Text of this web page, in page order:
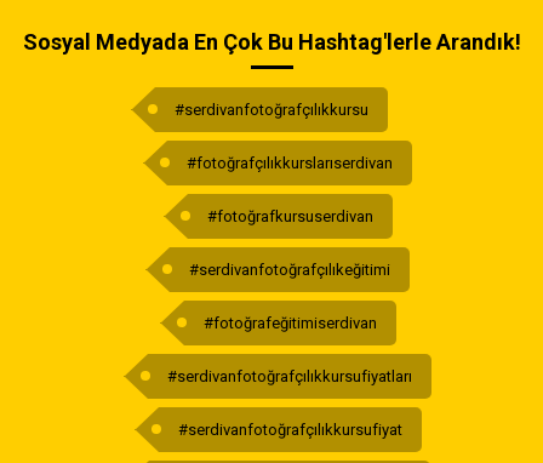
Sosyal Medyada En Çok Bu Hashtag'lerle Arandık!
#serdivanfotoğrafçılıkkursu
#fotoğrafçılıkkurslarıserdivan
#fotoğrafkursuserdivan
#serdivanfotoğrafçılıkeğitimi
#fotoğrafeğitimiserdivan
#serdivanfotoğrafçılıkkursufiyatları
#serdivanfotoğrafçılıkkursufiyat